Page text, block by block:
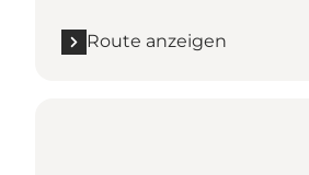
Route anzeigen